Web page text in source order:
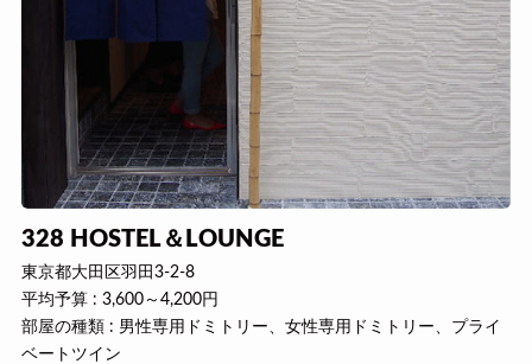
328 HOSTEL＆LOUNGE
東京都大田区羽田3-2-8
平均予算 : 3,600～4,200円
部屋の種類 : 男性専用ドミトリー、女性専用ドミトリー、プライ
ベートツイン